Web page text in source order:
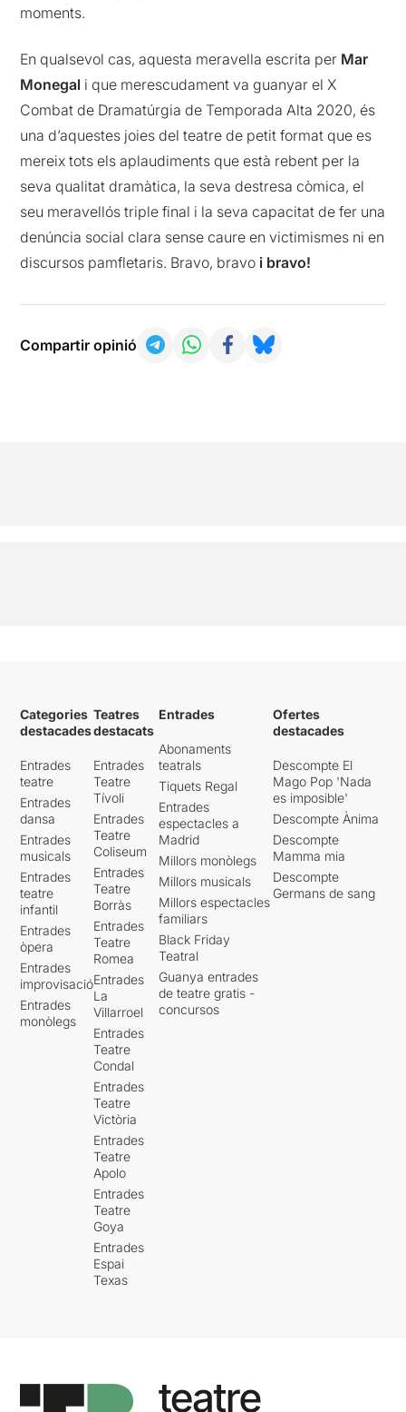
moments.
En qualsevol cas, aquesta meravella escrita per Mar
Monegal i que merescudament va guanyar el X
Combat de Dramatúrgia de Temporada Alta 2020, és
una d’aquestes joies del teatre de petit format que es
mereix tots els aplaudiments que està rebent per la
seva qualitat dramàtica, la seva destresa còmica, el
seu meravellós triple final i la seva capacitat de fer una
denúncia social clara sense caure en victimismes ni en
discursos pamfletaris. Bravo, bravo i bravo!
Compartir opinió
Categories
destacades
Entrades
teatre
Entrades
dansa
Entrades
musicals
Entrades
teatre
infantil
Entrades
òpera
Entrades
improvisació
Entrades
monòlegs
Teatres
destacats
Entrades
Teatre
Tívoli
Entrades
Teatre
Coliseum
Entrades
Teatre
Borràs
Entrades
Teatre
Romea
Entrades
La
Villarroel
Entrades
Teatre
Condal
Entrades
Teatre
Victòria
Entrades
Teatre
Apolo
Entrades
Teatre
Goya
Entrades
Espai
Texas
Entrades
Abonaments
teatrals
Tiquets Regal
Entrades
espectacles a
Madrid
Millors monòlegs
Millors musicals
Millors espectacles
familiars
Black Friday
Teatral
Guanya entrades
de teatre gratis -
concursos
Ofertes
destacades
Descompte El
Mago Pop 'Nada
es imposible'
Descompte Ànima
Descompte
Mamma mia
Descompte
Germans de sang